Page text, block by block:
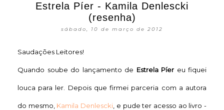
Estrela Píer - Kamila Denlescki
(resenha)
sábado, 10 de março de 2012
Saudações Leitores!
Quando soube do lançamento de Estrela Píer eu fiquei
louca para ler. Depois que firmei parceria com a autora
do mesmo, Kamila Denlescki , e pude ter acesso ao livro -